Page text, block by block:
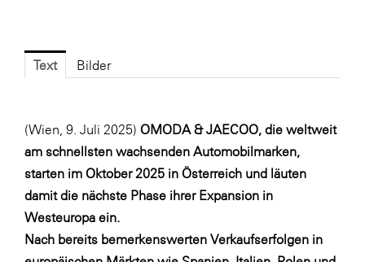
Fressnapf
FV Energierohstoff & Kraftstoff
Gas Connect Austria
GBV - Verband gemeinnütziger
Bauvereinigungen
Text Bilder
(Wien, 9. Juli 2025) OMODA & JAECOO, die weltweit
am schnellsten wachsenden Automobilmarken,
starten im Oktober 2025 in Österreich und läuten
damit die nächste Phase ihrer Expansion in
Westeuropa ein.
Nach bereits bemerkenswerten Verkaufserfolgen in